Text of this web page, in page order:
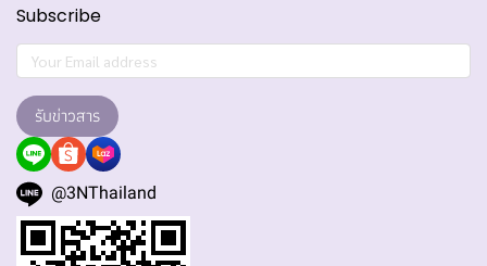
Subscribe
รับข่าวสาร
@3NThailand